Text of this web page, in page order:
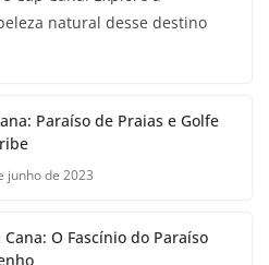
natural desse destino
Paraíso de Praias e Golfe
junho de 2023
Cana: O Fascínio do Paraíso